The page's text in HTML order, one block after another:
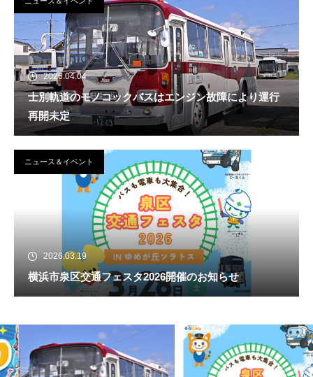
2026.04.04
士別軌道のモノコックバスはエンジン故障により運行
再開未定
ニュース＆イベント
2026.03.19
横浜市泉区交通フェスタ2026開催のお知らせ